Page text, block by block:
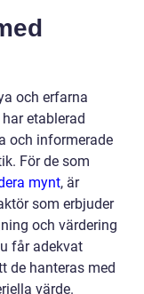
och erfarna
etablerad
och informerade
För de som
mynt, är
som erbjuder
och värdering
får adekvat
de hanteras med
värde.